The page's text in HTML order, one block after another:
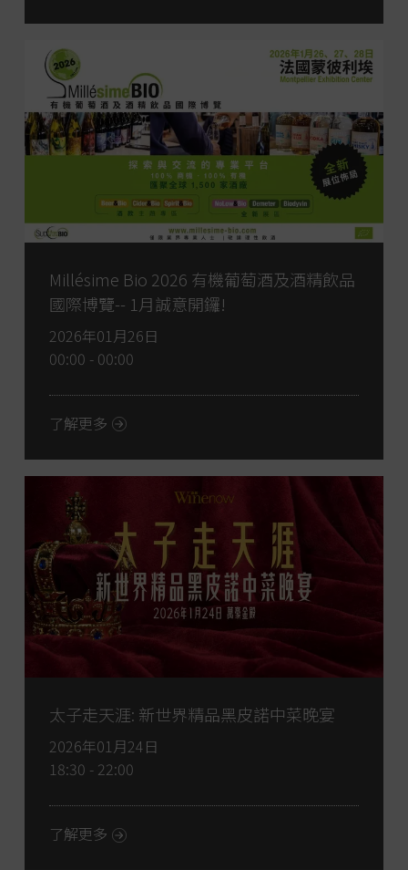
Millésime Bio 2026 有機葡萄酒及酒精飲品
國際博覽-- 1月誠意開鑼!
2026年01月26日
00:00 - 00:00
了解更多
太子走天涯: 新世界精品黑皮諾中菜晚宴
2026年01月24日
18:30 - 22:00
了解更多